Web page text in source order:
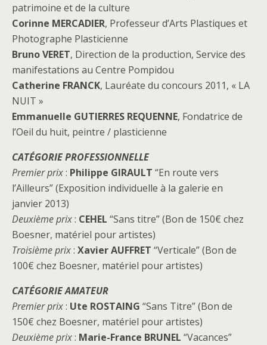
patrimoine et de la culture
Corinne MERCADIER, Professeur d’Arts Plastiques et
Photographe Plasticienne
Bruno VERET, Direction de la production, Service des
manifestations au Centre Pompidou
Catherine FRANCK, Lauréate du concours 2011, « LA
NUIT »
Emmanuelle GUTIERRES REQUENNE, Fondatrice de
l’Oeil du huit, peintre / plasticienne
CATÉGORIE PROFESSIONNELLE
Premier prix: Philippe GIRAULT “En route vers
l’Ailleurs” (Exposition individuelle à la galerie en
janvier 2013)
Deuxième prix: CEHEL “Sans titre” (Bon de 150€ chez
Boesner, matériel pour artistes)
Troisième prix: Xavier AUFFRET “Verticale” (Bon de
100€ chez Boesner, matériel pour artistes)
CATÉGORIE AMATEUR
Premier prix: Ute ROSTAING “Sans Titre” (Bon de
150€ chez Boesner, matériel pour artistes)
Deuxième prix: Marie-France BRUNEL “Vacances”